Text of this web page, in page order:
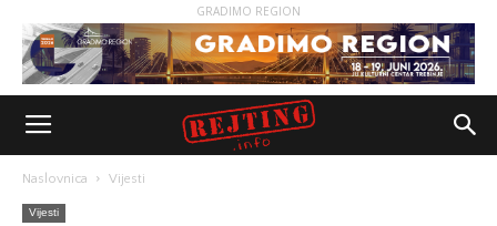
GRADIMO REGION
Naslovnica Vijesti
Vijesti